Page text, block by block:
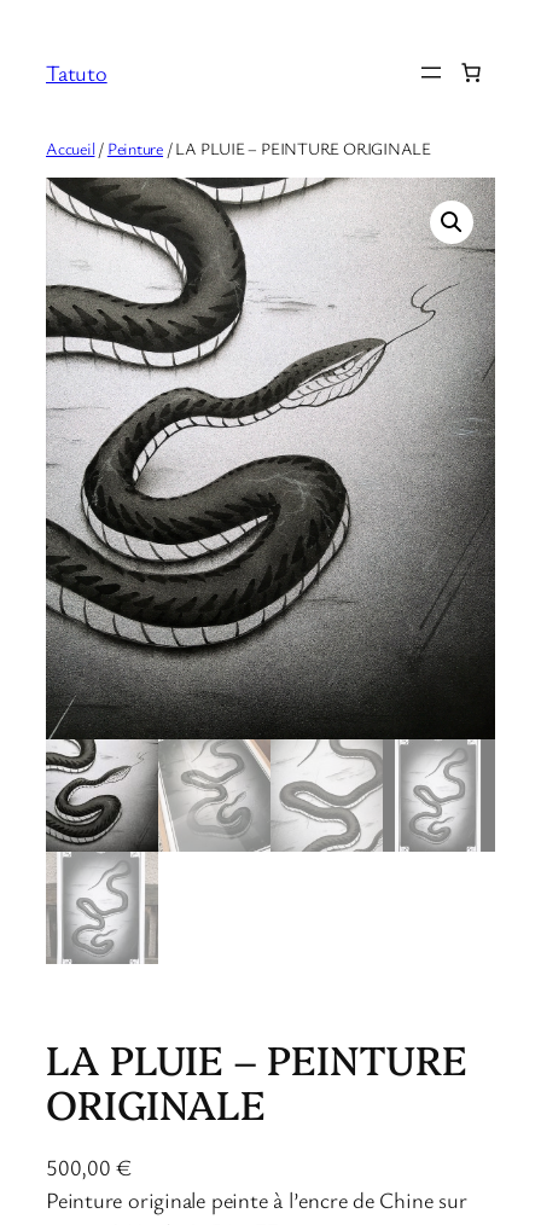
contenu
Tatuto
Accueil/ Peinture / LA PLUIE – PEINTURE ORIGINALE
LA PLUIE – PEINTURE
ORIGINALE
500,00€
Peinture originale peinte à l’encre de Chine sur